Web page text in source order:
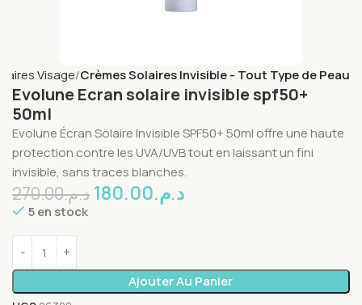
Visage Crèmes Solaires Invisible - Tout Type de Peau
Evolune Ecran solaire invisible spf50+
50ml
Evolune Écran Solaire Invisible SPF50+ 50ml offre une haute
protection contre les UVA/UVB tout en laissant un fini
invisible, sans traces blanches.
د.م.270.00 د.م.180.00
5 en stock
Ajouter Au Panier